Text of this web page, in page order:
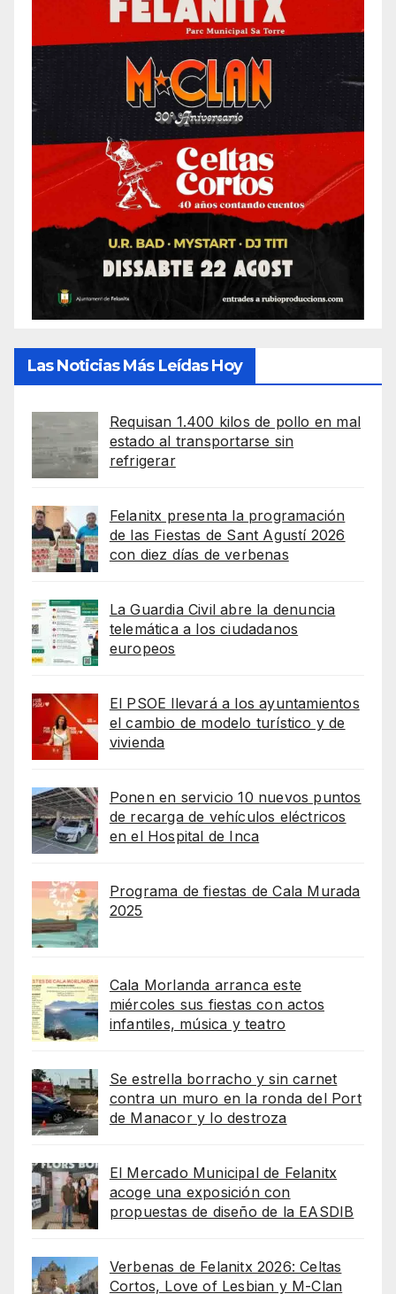
Las Noticias Más Leídas Hoy
Requisan 1.400 kilos de pollo en mal
estado al transportarse sin
refrigerar
Felanitx presenta la programación
de las Fiestas de Sant Agustí 2026
con diez días de verbenas
La Guardia Civil abre la denuncia
telemática a los ciudadanos
europeos
El PSOE llevará a los ayuntamientos
el cambio de modelo turístico y de
vivienda
Ponen en servicio 10 nuevos puntos
de recarga de vehículos eléctricos
en el Hospital de Inca
Programa de fiestas de Cala Murada
2025
Cala Morlanda arranca este
miércoles sus fiestas con actos
infantiles, música y teatro
Se estrella borracho y sin carnet
contra un muro en la ronda del Port
de Manacor y lo destroza
El Mercado Municipal de Felanitx
acoge una exposición con
propuestas de diseño de la EASDIB
Verbenas de Felanitx 2026: Celtas
Cortos, Love of Lesbian y M-Clan